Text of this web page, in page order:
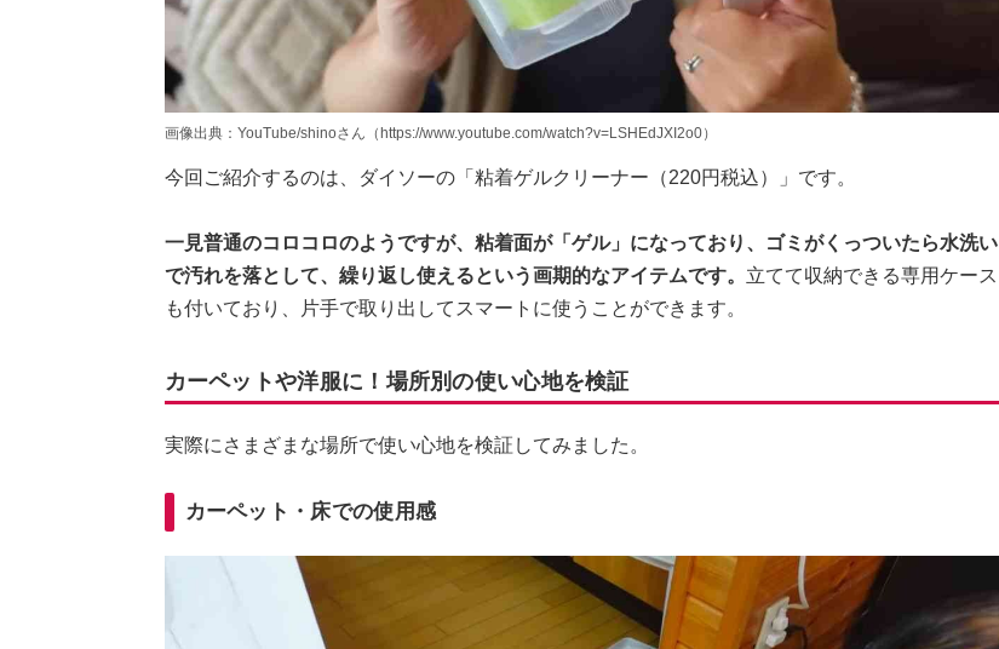
画像出典：YouTube/shinoさん（https://www.youtube.com/watch?v=LSHEdJXI2o0）
今回ご紹介するのは、ダイソーの「粘着ゲルクリーナー（220円税込）」です。
一見普通のコロコロのようですが、粘着面が「ゲル」になっており、ゴミがくっついたら水洗い
で汚れを落として、繰り返し使えるという画期的なアイテムです。 立てて収納できる専用ケース
も付いており、片手で取り出してスマートに使うことができます。
カーペットや洋服に！場所別の使い心地を検証
実際にさまざまな場所で使い心地を検証してみました。
カーペット・床での使用感